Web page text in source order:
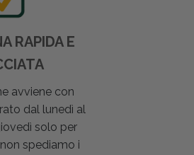
RAPIDA E
avviene con
dal lunedì al
solo per
spediamo i